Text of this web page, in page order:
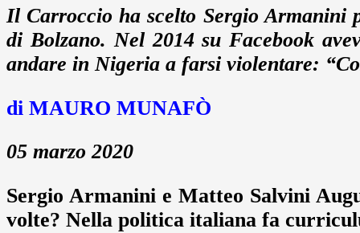
Il Carroccio ha scelto Sergio Armanini
di Bolzano. Nel 2014 su Facebook
andare in Nigeria a farsi violentare:
di MAURO MUNAFÒ
05 marzo 2020
Sergio Armanini e Matteo Salvini
volte? Nella politica italiana fa